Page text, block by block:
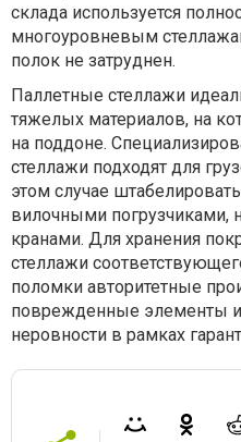
склада используется
многоуровневым
полок не затруднен.
Паллетные стеллажи
тяжелых материалов, на
на поддоне.
стеллажи подходят для
этом случае
вилочными погрузчиками,
кранами. Для хранения
стеллажи
поломки авторитетные
поврежденные элементы и
неровности в рамках